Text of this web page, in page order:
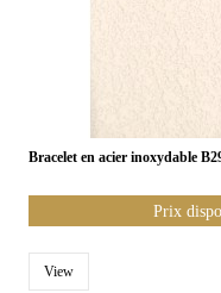
Bracelet en acier inoxydable
Prix
View